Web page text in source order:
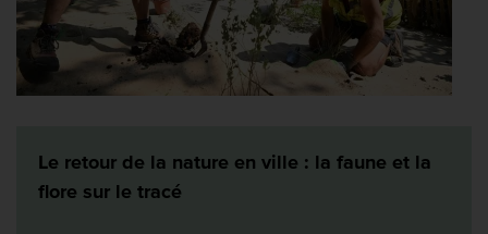
Le retour de la nature en ville : la faune et la
flore sur le tracé